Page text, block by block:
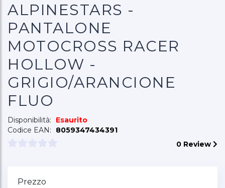
ALPINESTARS -
PANTALONE
MOTOCROSS RACER
HOLLOW -
GRIGIO/ARANCIONE
FLUO
Disponibilità:
Esaurito
Codice EAN:
8059347434391
0 Review
Prezzo